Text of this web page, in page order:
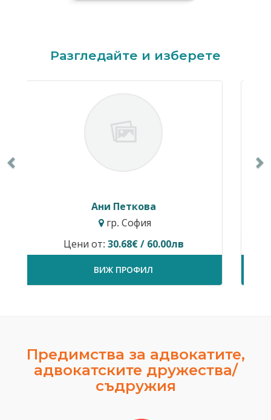
Разгледайте и изберете
Пламен Стефанов
Цени от:81.81€ / 160.00лв
Предимства за адвокатите,
адвокатските дружества/
съдружия